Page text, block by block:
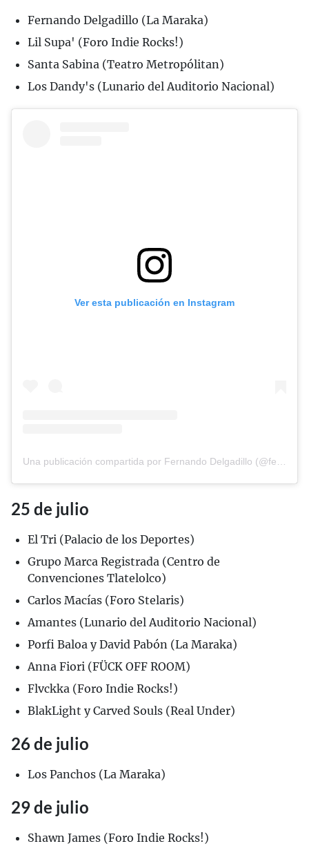
Fernando Delgadillo (La Maraka)
Lil Supa' (Foro Indie Rocks!)
Santa Sabina (Teatro Metropólitan)
Los Dandy's (Lunario del Auditorio Nacional)
Ver esta publicación en Instagram
25 de julio
El Tri (Palacio de los Deportes)
Grupo Marca Registrada (Centro de
Convenciones Tlatelolco)
Carlos Macías (Foro Stelaris)
Amantes (Lunario del Auditorio Nacional)
Porfi Baloa y David Pabón (La Maraka)
Anna Fiori (FÜCK OFF ROOM)
Flvckka (Foro Indie Rocks!)
BlakLight y Carved Souls (Real Under)
26 de julio
Los Panchos (La Maraka)
29 de julio
Shawn James (Foro Indie Rocks!)